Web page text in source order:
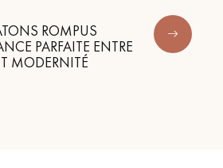
ROMPUS
PARFAITE ENTRE
MODERNITÉ